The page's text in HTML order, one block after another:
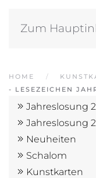
Zum
HOME
- LESEZEICHEN
Jahreslosung
Jahreslosung
Neuheiten
Schalom
Kunstkarten